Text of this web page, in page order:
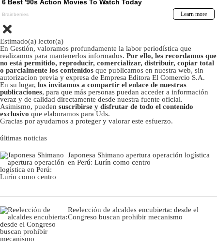
Estimado(a) lector(a)
En Gestión, valoramos profundamente la labor periodística que
realizamos para mantenerlos informados. Por ello, les recordamos que
no está permitido, reproducir, comercializar, distribuir, copiar total
o parcialmente los contenidos que publicamos en nuestra web, sin
autorizacion previa y expresa de Empresa Editora El Comercio S.A.
En su lugar, los invitamos a compartir el enlace de nuestras
publicaciones, para que más personas puedan acceder a información
veraz y de calidad directamente desde nuestra fuente oficial.
Asimismo, pueden suscribirse y disfrutar de todo el contenido
exclusivo que elaboramos para Uds.
Gracias por ayudarnos a proteger y valorar este esfuerzo.
últimas noticias
Japonesa Shimano apertura operación logística
en Perú: Lurín como centro
Reelección de alcaldes encubierta: desde el
Congreso buscan prohibir mecanismo